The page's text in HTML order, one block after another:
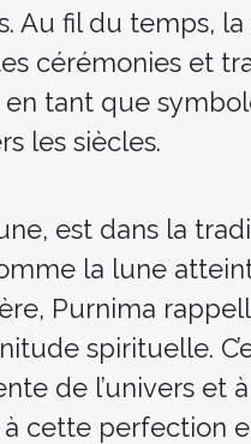
Au fil du temps,
cérémonies et
en tant que
les siècles.
est dans la
la lune
Purnima
spirituelle.
de l’univers et
cette perfection